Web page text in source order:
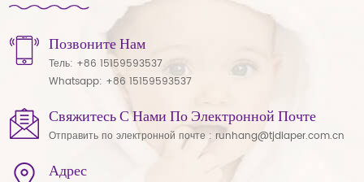
Позвоните Нам
Тель: +86 15159593537
Whatsapp: +86 15159593537
Свяжитесь С Нами По Электронной Почте
Отправить по электронной почте : runhang@tjdiaper.com.cn
Адрес